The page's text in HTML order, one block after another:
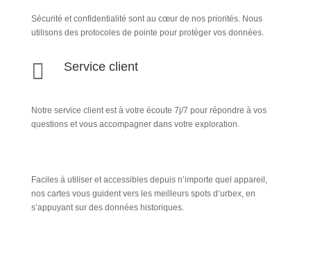
Sécurité et confidentialité sont au cœur de nos priorités. Nous
utilisons des protocoles de pointe pour protéger vos données.
 Service client
Notre service client est à votre écoute 7j/7 pour répondre à vos
questions et vous accompagner dans votre exploration.
Faciles à utiliser et accessibles depuis n’importe quel appareil,
nos cartes vous guident vers les meilleurs spots d’urbex, en
s’appuyant sur des données historiques.